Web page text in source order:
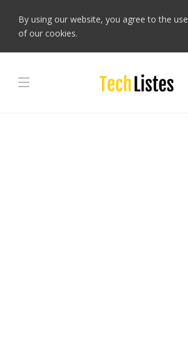
By using our website, you agree to the use
of our cookies.